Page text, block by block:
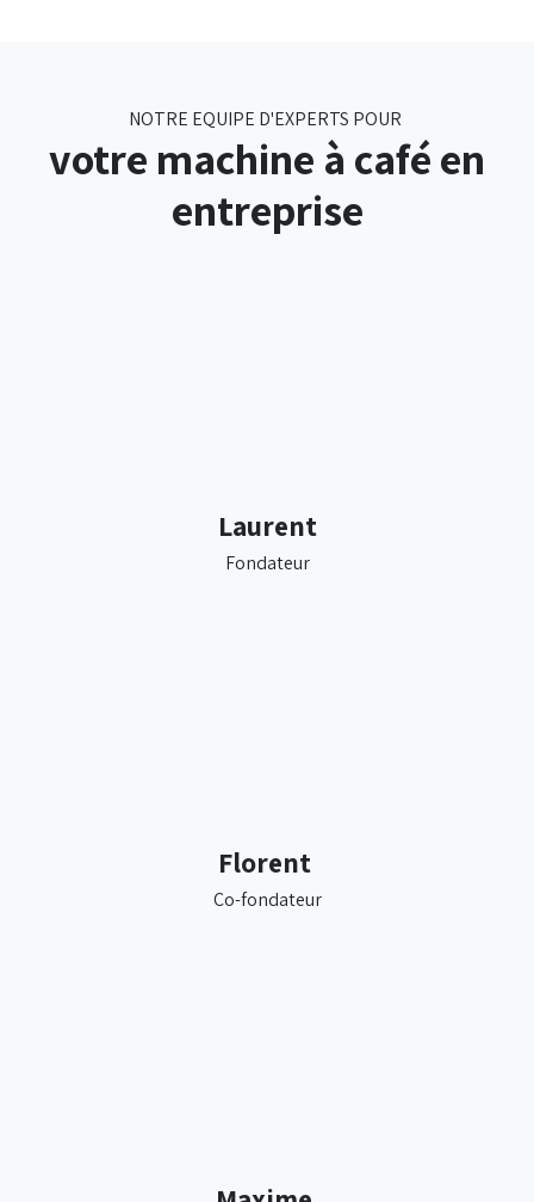
NOTRE EQUIPE D'EXPERTS POUR
votre machine à café en
entreprise
Laurent
Fondateur
Florent
Co-fondateur